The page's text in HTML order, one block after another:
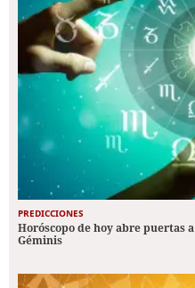
PREDICCIONES
Horóscopo de hoy abre puertas
Géminis